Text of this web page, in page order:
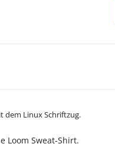
dem Linux Schriftzug.
Loom Sweat-Shirt.